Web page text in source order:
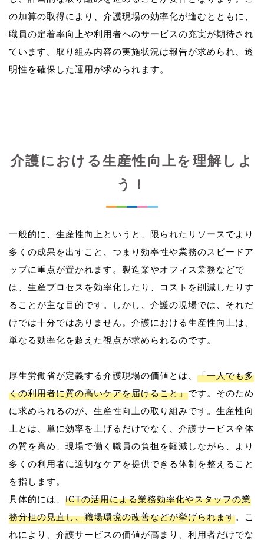
の加算の取得により、介護現場の効率化が進むとともに、
職員の定着率向上や利用者へのサービスの充実が期待され
ています。取り組み内容の実施状況は報告が求められ、透
介護における生産性向上を理解しよ
う！
一般的に、生産性向上というと、限られたリソースでより
多くの成果を出すこと、つまり効率性や業務のスピードア
ップに重点が置かれます。製造業やオフィス業務などで
は、生産プロセスを効率化したり、コストを削減したりす
ることが主な目的です。しかし、介護の現場では、それだ
けでは十分ではありません。介護における生産性向上は、
単なる効率化を超えた視点が求められるのです。
厚生労働省が定義する介護現場の価値とは、 「一人でも多
くの利用者に質の高いケアを届けること」です。そのため
に求められるのが、生産性向上の取り組みです。生産性向
上とは、単に効率を上げるだけでなく、介護サービス全体
の質を高め、現場で働く職員の負担を軽減しながら、より
多くの利用者に適切なケアを提供できる体制を整えること
を指します。
具体的には、 ICTの活用による業務効率化やスタッフの業
務分担の見直し、職場環境の改善などが挙げられます。こ
れにより、介護サービスの価値が高まり、利用者だけでな